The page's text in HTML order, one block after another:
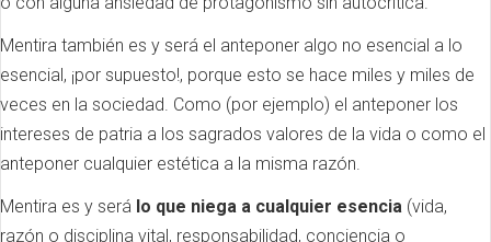
Mentira también es y será el anteponer algo no esencial a lo
esencial, ¡por supuesto!, porque esto se hace miles y miles de
veces en la sociedad. Como (por ejemplo) el anteponer los
intereses de patria a los sagrados valores de la vida o como el
anteponer cualquier estética a la misma razón.
Mentira es y será lo que niega a cualquier esencia (vida,
razón o disciplina vital, responsabilidad, conciencia o